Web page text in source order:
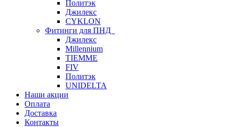
Политэк
Джилекс
CYKLON
Фитинги для ПНД
Джилекс
Millennium
TIEMME
FIV
Политэк
UNIDELTA
Наши акции
Оплата
Доставка
Контакты